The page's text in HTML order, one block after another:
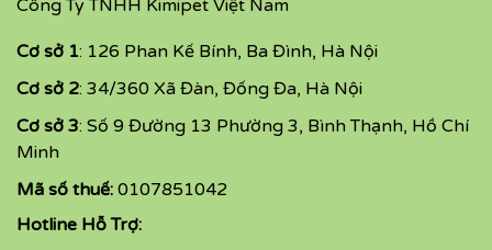
Công Ty TNHH Kimipet Việt Nam
Cơ sở 1: 126 Phan Kế Bính, Ba Đình, Hà Nội
Cơ sở 2: 34/360 Xã Đàn, Đống Đa, Hà Nội
Cơ sở 3: Số 9 Đường 13 Phường 3, Bình Thạnh, Hồ Chí
Minh
Mã số thuế: 0107851042
Hotline Hỗ Trợ: